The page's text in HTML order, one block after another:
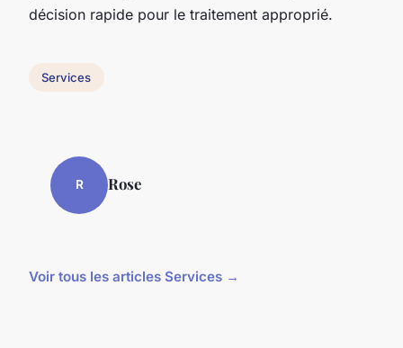
décision rapide pour le traitement approprié.
Services
R Rose
Voir tous les articles Services →